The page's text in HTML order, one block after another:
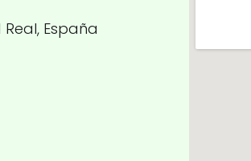
España